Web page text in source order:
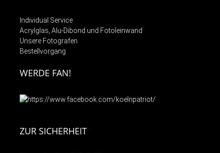
Individual Service
Acrylglas, Alu-Dibond und Fotoleinwand
Unsere Fotografen
Bestellvorgang
WERDE FAN!
ZUR SICHERHEIT